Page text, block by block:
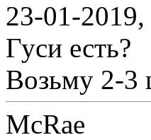
23-01-
Гуси есть?
Возьму 2-3
McRae